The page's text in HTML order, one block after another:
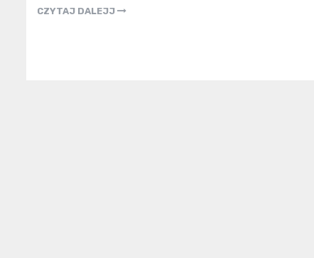
CZYTAJ DALEJJ